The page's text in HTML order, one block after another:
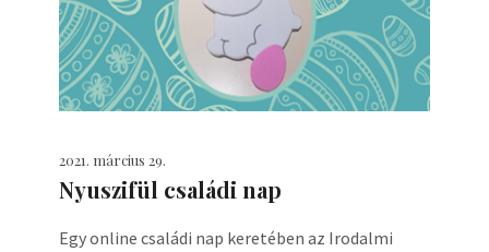
2021. március 29.
Nyuszifül családi nap
Egy online családi nap keretében az Irodalmi